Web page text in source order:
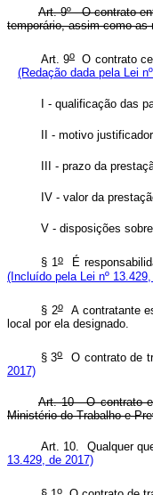
Art. 9º - O contrato
temporário, assim como as
Art. 9o
O contrato
(Redação dada pela Lei
I -
II - motivo
III - prazo da
IV - valor da
V - disposições
§ 1oÉ
(Incluído pela Lei nº
§ 2oA contratante
local por ela
§ 3oO contrato de
2017)
Art. 10 - O contrato
Ministério do Trabalho e
Art. 10. Qualquer
13.429, de 2017)
o